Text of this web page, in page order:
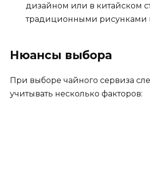
дизайном или в китайском
традиционными рисунками
Нюансы выбора
При выборе чайного сервиза
учитывать несколько факторов: